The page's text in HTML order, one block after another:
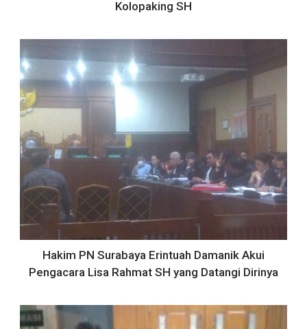
Kolopaking SH
Hakim PN Surabaya Erintuah Damanik Akui
Pengacara Lisa Rahmat SH yang Datangi Dirinya